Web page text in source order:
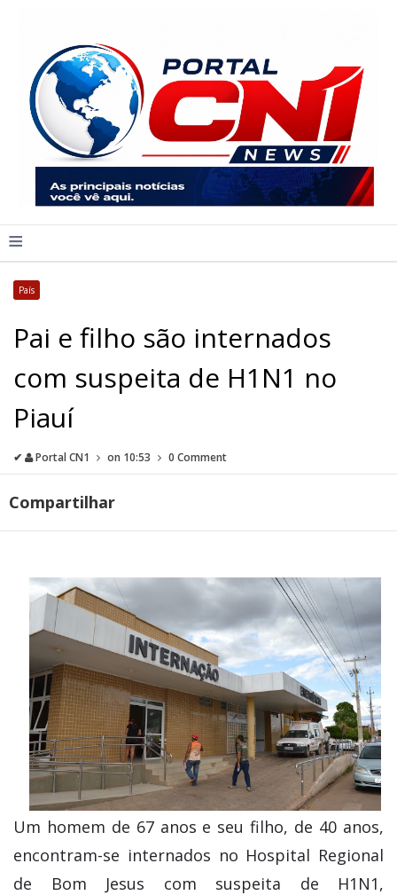
≡
País
Pai e filho são internados
com suspeita de H1N1 no
Piauí
✔ Portal CN1 on 10:53 0 Comment
Compartilhar
Um homem de 67 anos e seu filho, de 40 anos,
encontram-se internados no Hospital Regional
de Bom Jesus com suspeita de H1N1,